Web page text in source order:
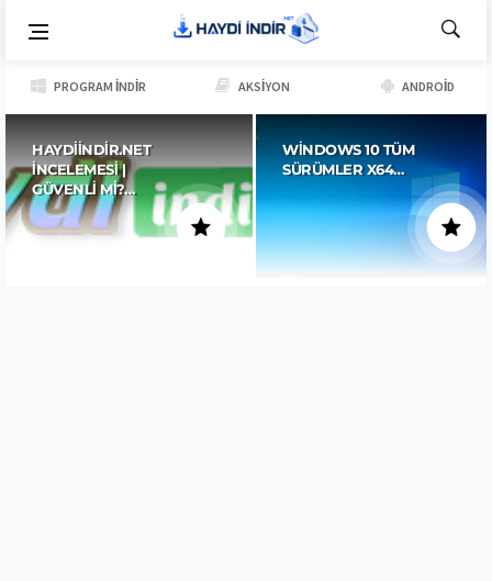
PROGRAM İNDIR AKSIYON ANDROID
HAYDIINDIR.NET
İNCELEMESI |
GÜVENLI MI?…
WINDOWS 10 TÜM
SÜRÜMLER X64…